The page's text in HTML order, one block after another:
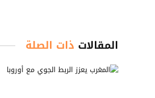
المقالات ذات الصلة